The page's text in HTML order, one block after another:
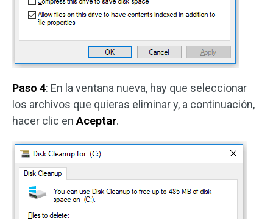
Paso 4: En la ventana nueva, hay que seleccionar
los archivos que quieras eliminar y, a continuación,
hacer clic en Aceptar.